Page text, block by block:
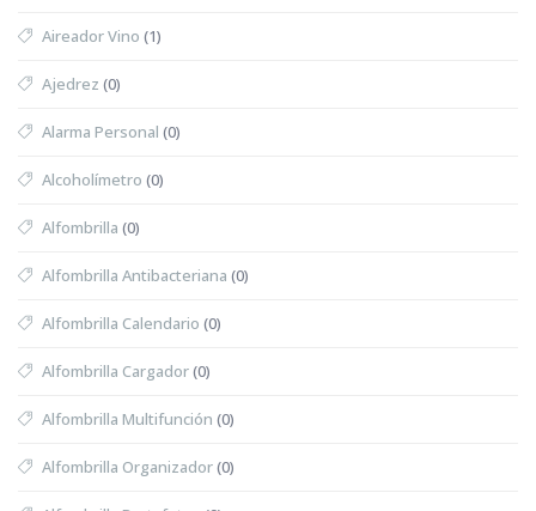
Aireador Vino (1)
Ajedrez (0)
Alarma Personal (0)
Alcoholímetro (0)
Alfombrilla (0)
Alfombrilla Antibacteriana (0)
Alfombrilla Calendario (0)
Alfombrilla Cargador(0)
Alfombrilla Multifunción (0)
Alfombrilla Organizador(0)